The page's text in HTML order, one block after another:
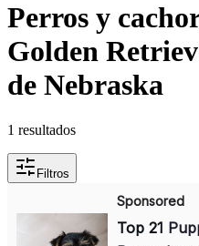
Perros y
Golden
de Nebraska
1 resultados
Filtros